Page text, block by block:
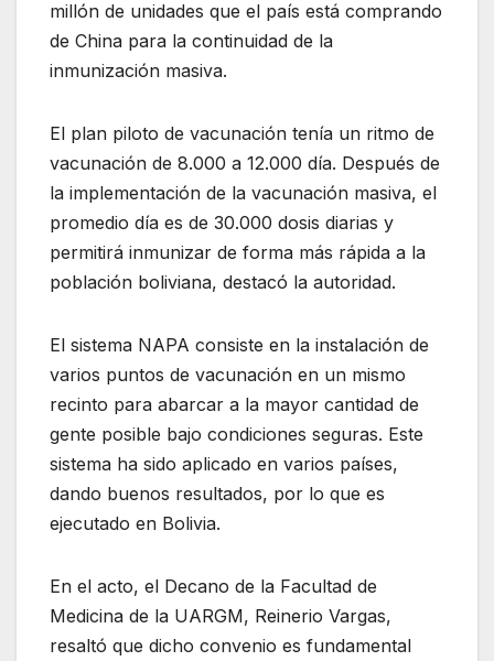
millón de unidades que el país está comprando
de China para la continuidad de la
inmunización masiva.
El plan piloto de vacunación tenía un ritmo de
vacunación de 8.000 a 12.000 día. Después de
la implementación de la vacunación masiva, el
promedio día es de 30.000 dosis diarias y
permitirá inmunizar de forma más rápida a la
población boliviana, destacó la autoridad.
El sistema NAPA consiste en la instalación de
varios puntos de vacunación en un mismo
recinto para abarcar a la mayor cantidad de
gente posible bajo condiciones seguras. Este
sistema ha sido aplicado en varios países,
dando buenos resultados, por lo que es
ejecutado en Bolivia.
En el acto, el Decano de la Facultad de
Medicina de la UARGM, Reinerio Vargas,
resaltó que dicho convenio es fundamental